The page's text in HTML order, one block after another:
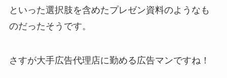
といった選択肢を含めたプレゼン資料のようなも
のだったそうです。
さすが大手広告代理店に勤める広告マンですね！